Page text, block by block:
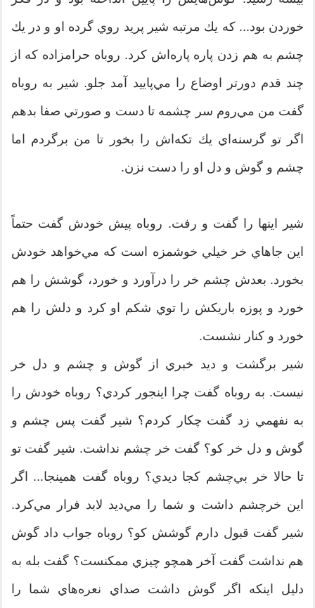
خوردن بود... كه يك مرتبه شير پريد روي گرده او و در يك
چشم به هم زدن پاره پاره‌اش كرد. روباه حرامزاده كه از
چند قدم دورتر اوضاع را مي‌پاييد آمد جلو. شير به روباه
گفت من مي‌روم سر چشمه تا دست و صورتي صفا بدهم
اگر تو گرسنه‌اي يك تكه‌اش را بخور تا من برگردم اما
چشم و گوش و دل او را دست نزن.
شير اينها را گفت و رفت. روباه پيش خودش گفت حتماً
اين جاهاي خر خيلي خوشمزه است كه مي‌خواهد خودش
بخورد. بعدش چشم خر را درآورد و خورد، گوشش را هم
خورد و پوزه باريكش را توي شكم او كرد و دلش را هم
خورد و كنار نشست.
شير برگشت و ديد خبري از گوش و چشم و دل خر
نيست. به روباه گفت چرا اينجور كردي؟ روباه خودش را
به نفهمي زد گفت چكار كردم؟ شير گفت پس چشم و
گوش و دل خر كو؟ گفت خر چشم نداشت. شير گفت تو
تا حالا خر بي‌چشم كجا ديدي؟ روباه گفت همينجا... اگر
اين خرچشم داشت و شما را مي‌ديد لابد فرار مي‌كرد.
شير گفت قبول دارم گوشش كو؟ روباه جواب داد گوش
هم نداشت گفت آخر همچو چيزي ممكنست؟ گفت بله به
دليل اينكه اگر گوش داشت صداي نعره‌هاي شما را